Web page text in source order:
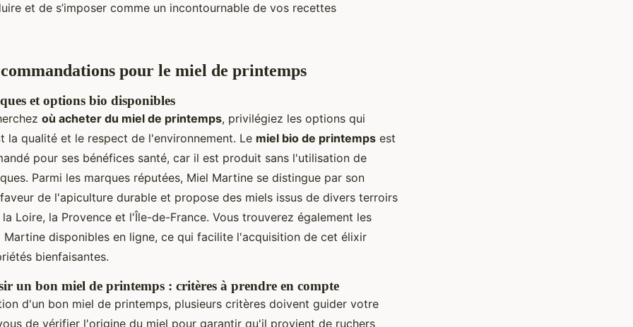
et de s’imposer comme un incontournable de vos recettes
pour le miel de printemps
et options bio disponibles
où acheter du miel de printemps, privilégiez les options qui
la qualité et le respect de l'environnement. Le miel bio de printemps est
pour ses bénéfices santé, car il est produit sans l'utilisation de
Parmi les marques réputées, Miel Martine se distingue par son
de l'apiculture durable et propose des miels issus de divers terroirs
Loire, la Provence et l'Île-de-France. Vous trouverez également les
disponibles en ligne, ce qui facilite l'acquisition de cet élixir
bienfaisantes.
un bon miel de printemps : critères à prendre en compte
d'un bon miel de printemps, plusieurs critères doivent guider votre
de vérifier l'origine du miel pour garantir qu'il provient de ruchers